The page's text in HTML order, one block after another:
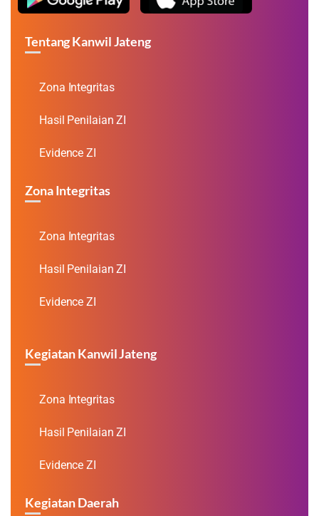
Tentang Kanwil Jateng
Zona Integritas
Hasil Penilaian ZI
Evidence ZI
Zona Integritas
Zona Integritas
Hasil Penilaian ZI
Evidence ZI
Kegiatan Kanwil Jateng
Zona Integritas
Hasil Penilaian ZI
Evidence ZI
Kegiatan Daerah